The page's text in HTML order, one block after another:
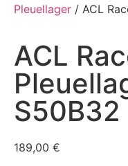
Pleuellager / ACL
ACL
S50B32
189,00 €